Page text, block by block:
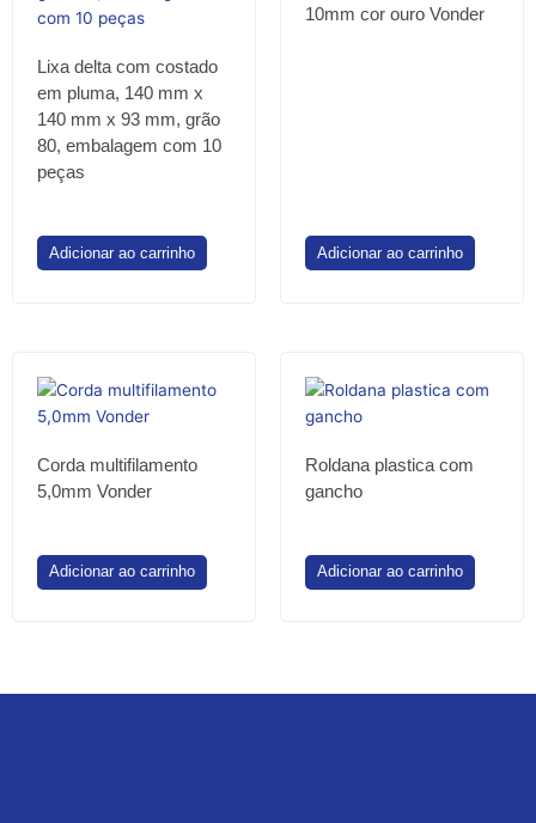
Lixa delta com costado
em pluma, 140 mm x
140 mm x 93 mm, grão
80, embalagem com 10
peças
Adicionar ao carrinho
10mm cor ouro Vonder
Adicionar ao carrinho
Corda multifilamento
5,0mm Vonder
Adicionar ao carrinho
Roldana plastica com
gancho
Adicionar ao carrinho